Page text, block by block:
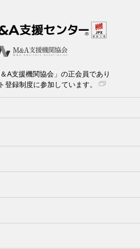
A支援機関協会」の正会員であり
登録制度に参加しています。